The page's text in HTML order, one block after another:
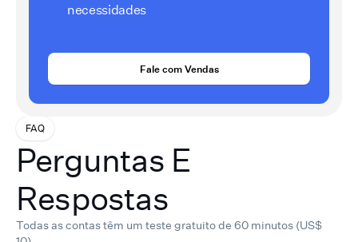
necessidades
Fale com Vendas
FAQ
Perguntas E
Respostas
Todas as contas têm um teste gratuito de 60 minutos (US$